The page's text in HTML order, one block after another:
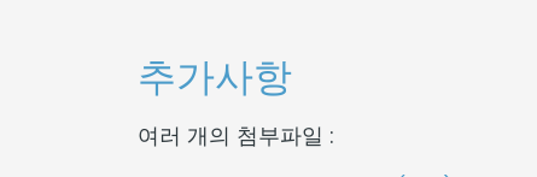
추가사항
여러 개의 첨부파일 :